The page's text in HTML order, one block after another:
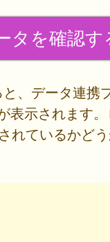
、データ連携
表示されます
れているかど